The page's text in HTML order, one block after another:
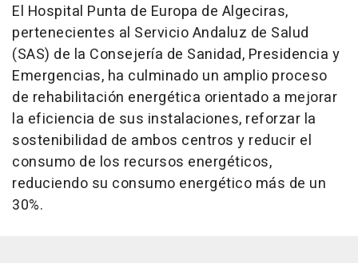
El Hospital Punta de Europa de Algeciras,
pertenecientes al Servicio Andaluz de Salud
(SAS) de la Consejería de Sanidad, Presidencia y
Emergencias, ha culminado un amplio proceso
de rehabilitación energética orientado a mejorar
la eficiencia de sus instalaciones, reforzar la
sostenibilidad de ambos centros y reducir el
consumo de los recursos energéticos,
reduciendo su consumo energético más de un
30%.